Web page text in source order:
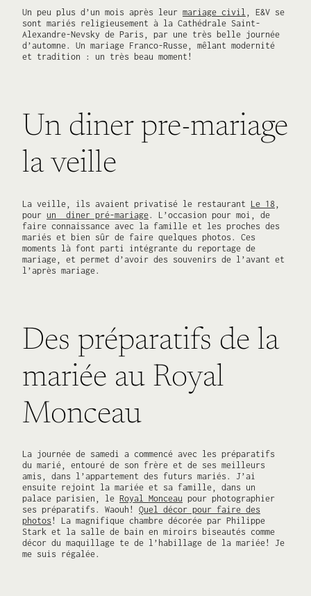
Un peu plus d’un mois après leur mariage civil , E&V se
sont mariés religieusement à la Cathédrale Saint-
Alexandre-Nevsky de Paris, par une très belle journée
d’automne. Un mariage Franco-Russe, mêlant modernité
et tradition : un très beau moment!
Un diner pre-mariage
la veille
La veille, ils avaient privatisé le restaurant Le 18
pour un diner pré-mariage. L’occasion pour moi, de
faire connaissance avec la famille et les proches des
mariés et bien sûr de faire quelques photos. Ces
moments là font parti intégrante du reportage de
mariage, et permet d’avoir des souvenirs de l’avant et
l’après mariage.
Des préparatifs de la
mariée au Royal
Monceau
La journée de samedi a commencé avec les préparatifs
du marié, entouré de son frère et de ses meilleurs
amis, dans l’appartement des futurs mariés. J’ai
ensuite rejoint la mariée et sa famille, dans un
palace parisien, le Royal Monceau pour photographier
ses préparatifs. Waouh! Quel décor pour faire des
photos ! La magnifique chambre décorée par Philippe
Stark et la salle de bain en miroirs biseautés comme
décor du maquillage te de l’habillage de la mariée! Je
me suis régalée.